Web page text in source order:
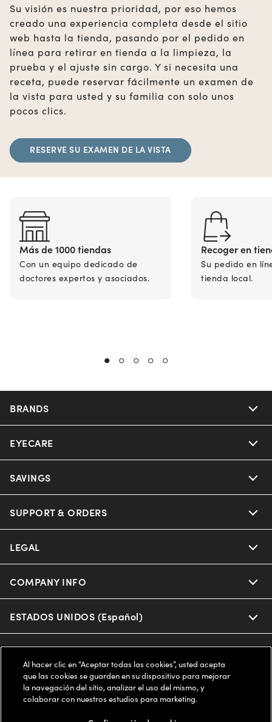
Su visión es nuestra prioridad, por eso hemos
creado una experiencia completa desde el sitio
web hasta la tienda, pasando por el pedido en
línea para retirar en tienda a la limpieza, la
prueba y el ajuste sin cargo. Y si necesita una
receta, puede reservar fácilmente un examen de
la vista para usted y su familia con solo unos
pocos clics.
RESERVE SU EXAMEN DE LA VISTA
Más de 1000 tiendas
Con un equipo dedicado de
doctores expertos y asociados.
Recoger en
Su pedido en
tienda local.
BRANDS
Nuance Audio
Ray-Ban
Miu Miu
Prada
Michael Kors
Coach
EYECARE
Our Eyeglasses
Our Sunglasses
Eyewear Trends
Our Lenses
Schedule an Eye Exam
SAVINGS
Offers & Discount
Insurance
AARP Members
SUPPORT & ORDERS
Help Center
Online Order Status
Frame Advisor
Style Guide
LEGAL
Privacy Policy
Terms of Use
Notice of Financial Incentive
Independent Doctor's Notice
COMPANY INFO
About us
Accessibility
Our Flagship Stores
ESTADOS UNIDOS (Español)
Buy now, pay later with Klarna*, Affirm or Cash App Afterpay.
Learn More
Al hacer clic en “Aceptar todas las cookies”, usted acepta
que las cookies se guarden en su dispositivo para mejorar
la navegación del sitio, analizar el uso del mismo, y
colaborar con nuestros estudios para marketing.